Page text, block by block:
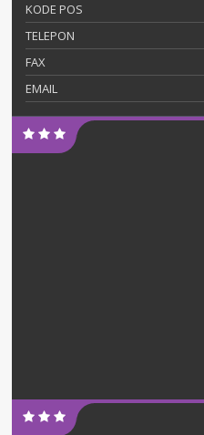
KODE POS
TELEPON
FAX
EMAIL